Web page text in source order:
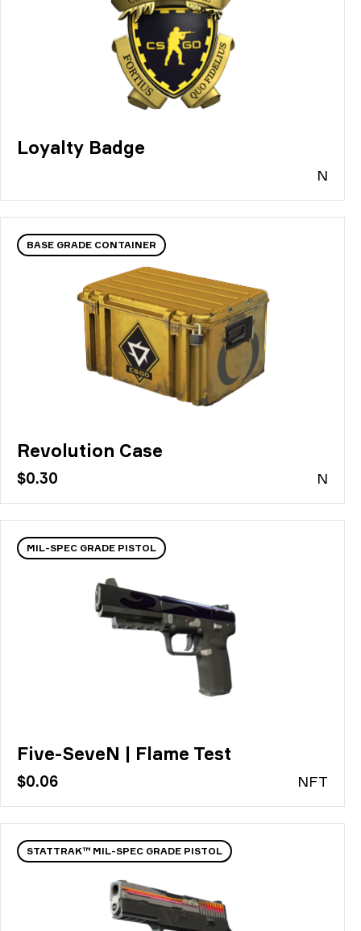
Loyalty Badge
N
BASE GRADE CONTAINER
Revolution Case
$0.30 N
MIL-SPEC GRADE PISTOL
Five-SeveN | Flame Test
$0.06 NFT
STATTRAK™ MIL-SPEC GRADE PISTOL